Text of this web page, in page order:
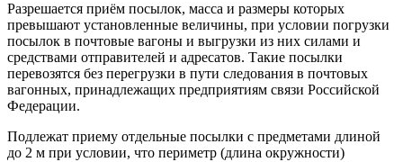
Разрешается приём посылок, масса и размеры которых
превышают установленные величины, при условии погрузки
посылок в почтовые вагоны и выгрузки из них силами и
средствами отправителей и адресатов. Такие посылки
перевозятся без перегрузки в пути следования в почтовых
вагонных, принадлежащих предприятиям связи Российской
Федерации.
Подлежат приему отдельные посылки с предметами длиной
до 2 м при условии, что периметр (длина окружности)